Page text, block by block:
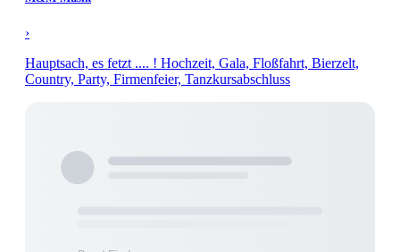
›
Hauptsach, es fetzt .... ! Hochzeit, Gala, Floßfahrt, Bierzelt,
Country, Party, Firmenfeier, Tanzkursabschluss